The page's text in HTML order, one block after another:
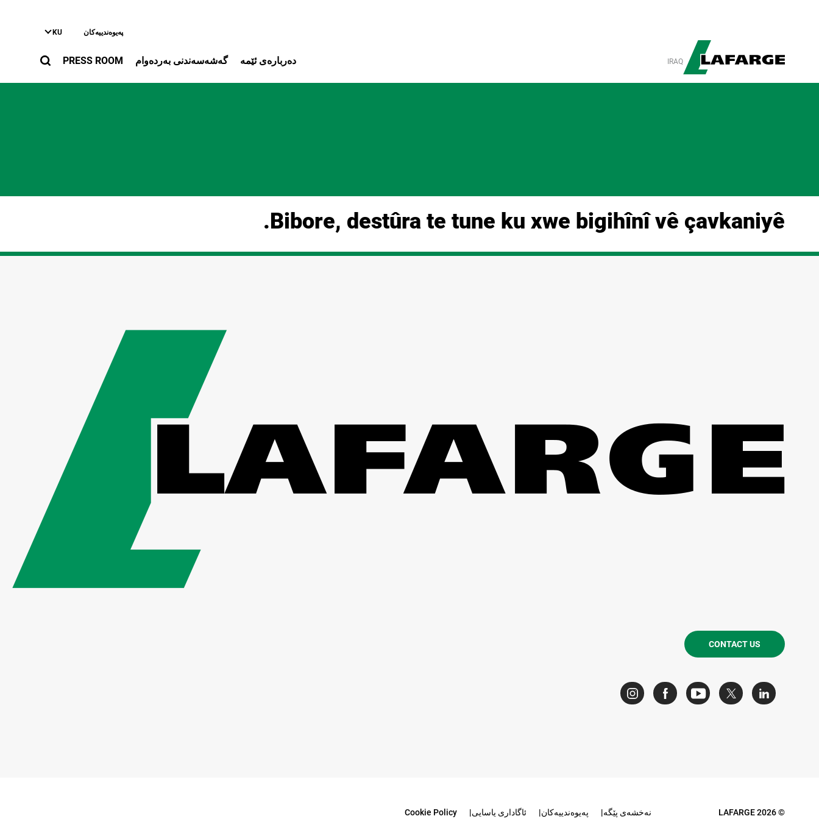
IRAQ
په‌یوه‌ندییه‌کان KU
دەربارەى ئێمە گه‌شه‌سه‌ندنی به‌رده‌وام PRESS ROOM
Bibore, destûra te tune ku xwe bigihînî vê çavkaniyê.
CONTACT US
© LAFARGE 2026 نه‌خشه‌ی پێگه‌ په‌یوه‌ندییه‌کان ئاگاداری یاسایی Cookie Policy